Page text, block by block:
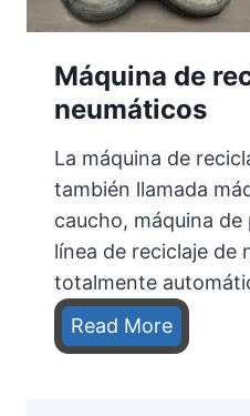
Máquina de
neumáticos
La máquina de
también llamada
caucho, máquina
línea de reciclaje de
totalmente
Read MoreM
á